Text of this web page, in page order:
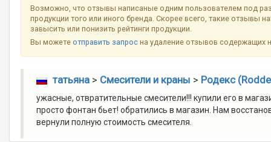
Возможно, что отзывы написаные одним пользователем под
продукции того или иного бренда. Скорее всего, такие отзывы
завысить или понизить рейтинги продукции.
Вы можетеотправить запрос на удаление отзывов
татьяна> Смесители и краны > Родекс
ужасные, отвратительные смесители!!! купили его в
просто фонтан бьет! обратились в магазин. Нам
вернули полную стоимость смесителя.